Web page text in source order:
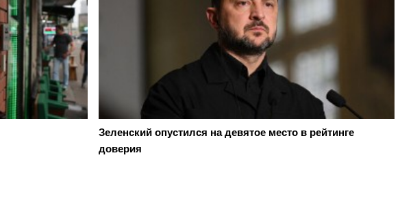
Зеленский опустился на девятое место в рейтинге
доверия